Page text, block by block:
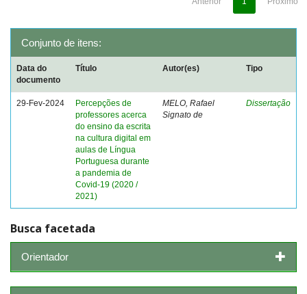
Conjunto de itens:
Data do
documento
Título Autor(es) Tipo
29-Fev-2024
Percepções de
professores acerca
do ensino da escrita
na cultura digital em
aulas de Língua
Portuguesa durante
a pandemia de
Covid-19 (2020 /
2021)
MELO, Rafael
Signato de
Dissertação
Busca facetada
Orientador